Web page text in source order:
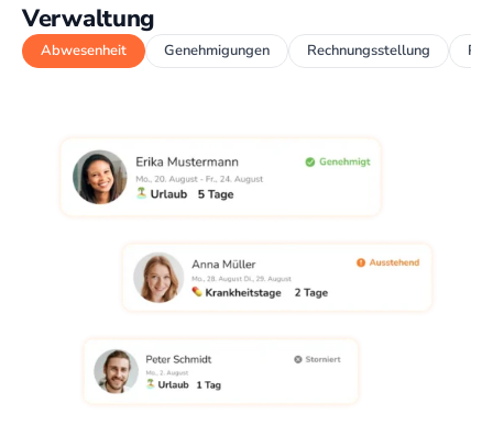
Verwaltung
Abwesenheit Genehmigungen Rechnungsstellung